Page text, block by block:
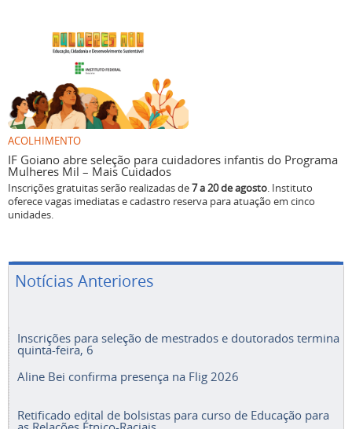
ACOLHIMENTO
IF Goiano abre seleção para cuidadores infantis do Programa
Mulheres Mil – Mais Cuidados
Inscrições gratuitas serão realizadas de7 a 20 de agosto. Instituto
oferece vagas imediatas e cadastro reserva para atuação em cinco
unidades.
Notícias Anteriores
Inscrições para seleção de mestrados e doutorados termina
quinta-feira, 6
Aline Bei confirma presença na Flig 2026
Retificado edital de bolsistas para curso de Educação para